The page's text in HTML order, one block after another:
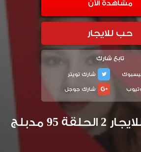
مشاهدة الأن
حب للايجار
تابع شارك
شارك تويتر
شارك جوجل
95 مدبلج